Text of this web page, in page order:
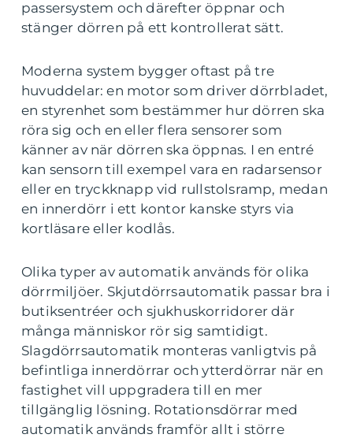
passersystem och därefter öppnar och
stänger dörren på ett kontrollerat sätt.
Moderna system bygger oftast på tre
huvuddelar: en motor som driver dörrbladet,
en styrenhet som bestämmer hur dörren ska
röra sig och en eller flera sensorer som
känner av när dörren ska öppnas. I en entré
kan sensorn till exempel vara en radarsensor
eller en tryckknapp vid rullstolsramp, medan
en innerdörr i ett kontor kanske styrs via
kortläsare eller kodlås.
Olika typer av automatik används för olika
dörrmiljöer. Skjutdörrsautomatik passar bra i
butiksentréer och sjukhuskorridorer där
många människor rör sig samtidigt.
Slagdörrsautomatik monteras vanligtvis på
befintliga innerdörrar och ytterdörrar när en
fastighet vill uppgradera till en mer
tillgänglig lösning. Rotationsdörrar med
automatik används framför allt i större